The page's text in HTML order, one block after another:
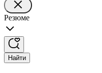
Резюме
Найти